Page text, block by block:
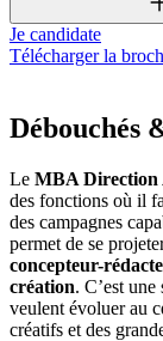
Je candidate
Télécharger la
Débouchés
Le MBA Direction
des fonctions où il
des campagnes
permet de se
concepteur-
création. C’est
veulent évoluer au
créatifs et des